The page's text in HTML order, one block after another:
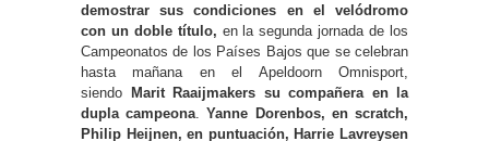
demostrar sus condiciones en el velódromo
con un doble título, en la segunda jornada de los
Campeonatos de los Países Bajos que se celebran
hasta mañana en el Apeldoorn Omnisport,
siendo
Marit Raaijmakers su compañera en la
dupla campeona .Yanne Dorenbos, en scratch,
Philip Heijnen, en puntuación, Harrie Lavreysen